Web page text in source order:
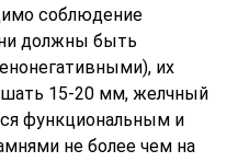
соблюдение
должны быть
их
15-20 мм, желчный
функциональным и
не более чем на